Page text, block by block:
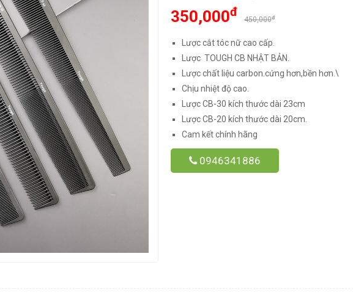
350,000đ
450,000đ
Lược cắt tóc nữ cao cấp.
Lược TOUGH CB NHẬT BẢN.
Lược chất liệu carbon.cứng hơn,bền hơn.\
Chịu nhiệt độ cao.
Lược CB-30 kích thước dài 23cm
Lược CB-20 kích thước dài 20cm.
Cam kết chính hãng
0946341886